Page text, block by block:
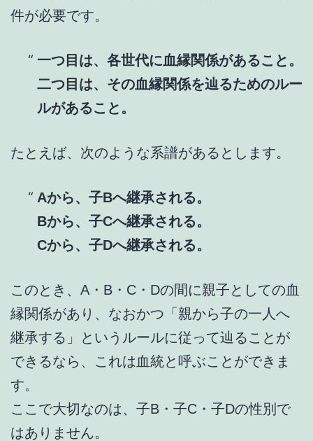
件が必要です。
一つ目は、各世代に血縁関係があること。
二つ目は、その血縁関係を辿るためのルー
ルがあること。
たとえば、次のような系譜があるとします。
Aから、子Bへ継承される。
Bから、子Cへ継承される。
Cから、子Dへ継承される。
このとき、A・B・C・Dの間に親子としての血
縁関係があり、なおかつ「親から子の一人へ
継承する」というルールに従って辿ることが
できるなら、これは血統と呼ぶことができま
す。
ここで大切なのは、子B・子C・子Dの性別で
はありません。